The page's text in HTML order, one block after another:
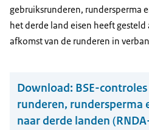
gebruiksrunderen, rundersperma
het derde land eisen heeft
afkomst van de runderen in
Download: BSE-
runderen, rundersperma
naar derde landen